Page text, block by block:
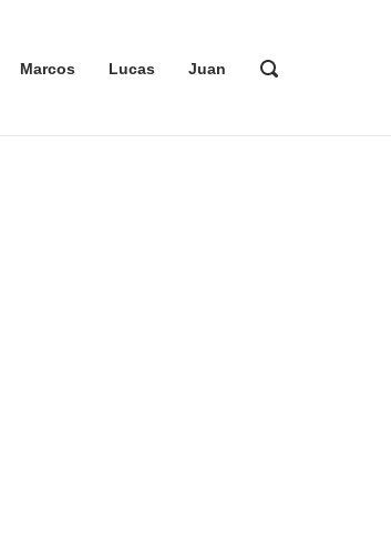
Marcos Lucas Juan
ABRIR
DE